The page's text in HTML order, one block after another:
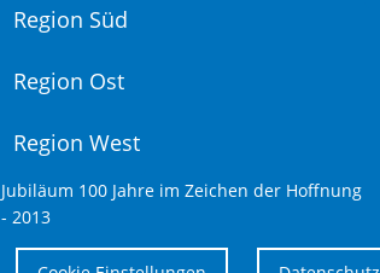
Region Süd
Region Ost
Region West
Jubiläum 100 Jahre im Zeichen der Hoffnung
- 2013